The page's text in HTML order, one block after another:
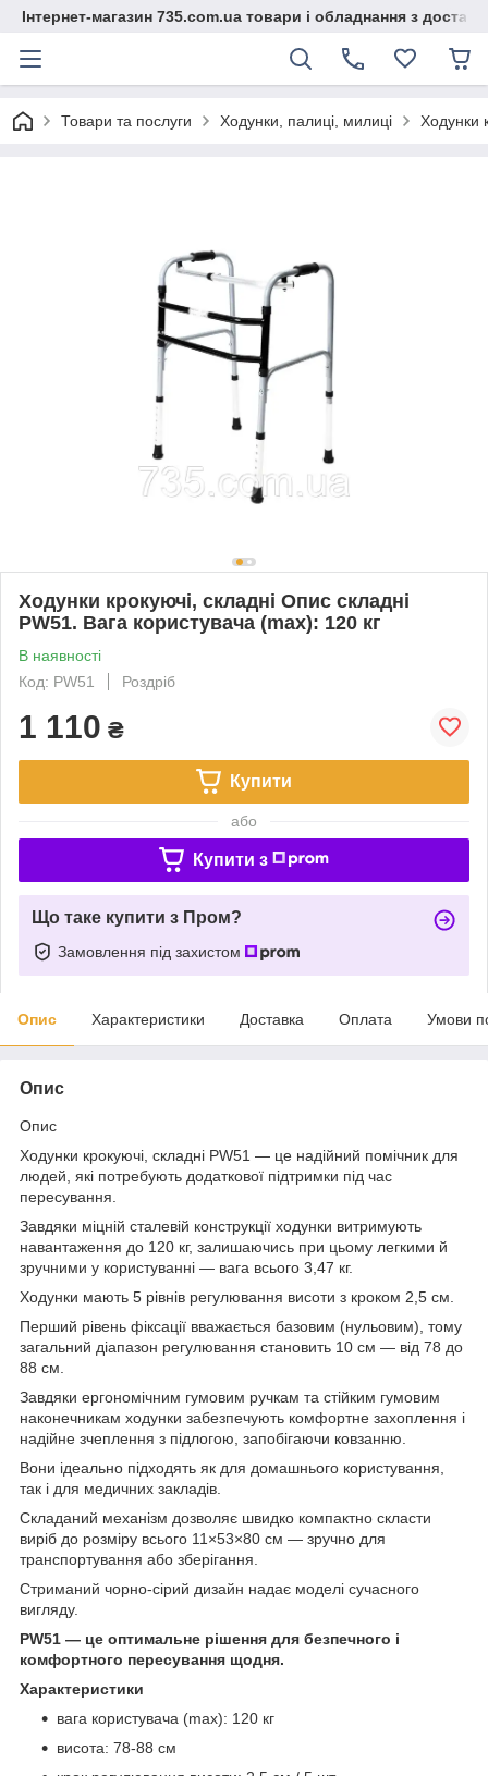
Інтернет-магазин 735.com.ua товари і обладнання з
Товари та послуги Ходунки, палиці, милиці Ходунки
Ходунки крокуючі, складні Опис складні
PW51. Вага користувача (max): 120 кг
В наявності
Код: PW51
Роздріб
1 110 ₴
Купити
або
Купити з
Що таке купити з Пром?
Замовлення під захистом
Опис Характеристики Доставка Оплата Умови
Опис
Опис
Ходунки крокуючі, складні PW51 — це надійний помічник для
людей, які потребують додаткової підтримки під час
пересування.
Завдяки міцній сталевій конструкції ходунки витримують
навантаження до 120 кг, залишаючись при цьому легкими й
зручними у користуванні — вага всього 3,47 кг.
Ходунки мають 5 рівнів регулювання висоти з кроком 2,5 см.
Перший рівень фіксації вважається базовим (нульовим), тому
загальний діапазон регулювання становить 10 см — від 78 до
88 см.
Завдяки ергономічним гумовим ручкам та стійким гумовим
наконечникам ходунки забезпечують комфортне захоплення і
надійне зчеплення з підлогою, запобігаючи ковзанню.
Вони ідеально підходять як для домашнього користування,
так і для медичних закладів.
Складаний механізм дозволяє швидко компактно скласти
виріб до розміру всього 11×53×80 см — зручно для
транспортування або зберігання.
Стриманий чорно-сірий дизайн надає моделі сучасного
вигляду.
PW51 — це оптимальне рішення для безпечного і
комфортного пересування щодня.
Характеристики
вага користувача (max): 120 кг
висота: 78-88 см